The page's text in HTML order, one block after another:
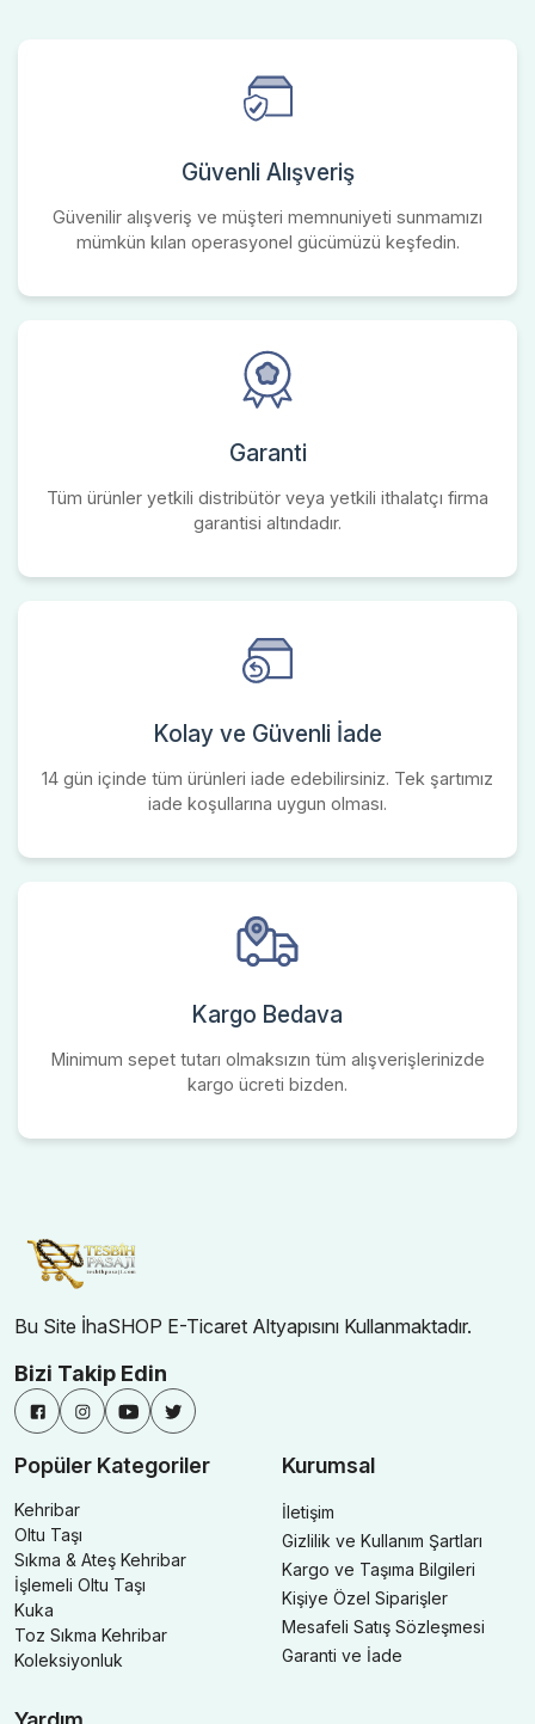
Güvenli Alışveriş
Güvenilir alışveriş ve müşteri memnuniyeti sunmamızı
mümkün kılan operasyonel gücümüzü keşfedin.
Garanti
Tüm ürünler yetkili distribütör veya yetkili ithalatçı firma
garantisi altındadır.
Kolay ve Güvenli İade
14 gün içinde tüm ürünleri iade edebilirsiniz. Tek şartımız
iade koşullarına uygun olması.
Kargo Bedava
Minimum sepet tutarı olmaksızın tüm alışverişlerinizde
kargo ücreti bizden.
Bu Site İhaSHOP E-Ticaret Altyapısını Kullanmaktadır.
Bizi Takip Edin
Popüler Kategoriler
Kehribar
Oltu Taşı
Sıkma & Ateş Kehribar
İşlemeli Oltu Taşı
Kuka
Toz Sıkma Kehribar
Koleksiyonluk
Kurumsal
İletişim
Gizlilik ve Kullanım Şartları
Kargo ve Taşıma Bilgileri
Kişiye Özel Siparişler
Mesafeli Satış Sözleşmesi
Garanti ve İade